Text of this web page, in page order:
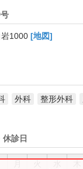
1000 [地図]
外科 整形外科
診日